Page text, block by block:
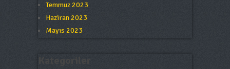
Temmuz 2023
Haziran 2023
Mayıs 2023